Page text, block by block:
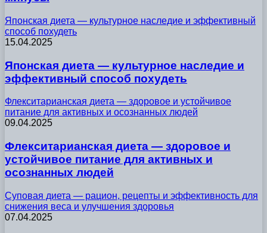
Японская диета — культурное наследие и эффективный
способ похудеть
15.04.2025
Японская диета — культурное наследие и
эффективный способ похудеть
Флекситарианская диета — здоровое и устойчивое
питание для активных и осознанных людей
09.04.2025
Флекситарианская диета — здоровое и
устойчивое питание для активных и
осознанных людей
Суповая диета — рацион, рецепты и эффективность для
снижения веса и улучшения здоровья
07.04.2025